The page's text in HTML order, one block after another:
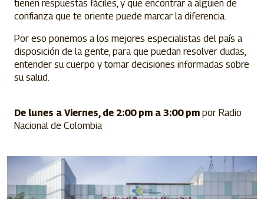
tienen respuestas fáciles, y que encontrar a alguien de
confianza que te oriente puede marcar la diferencia.
Por eso ponemos a los mejores especialistas del país a
disposición de la gente, para que puedan resolver dudas,
entender su cuerpo y tomar decisiones informadas sobre
su salud.
De lunes a Viernes, de 2:00 pm a 3:00 pm por Radio
Nacional de Colombia